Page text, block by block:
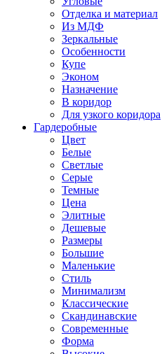
Отделка и материал
Из МДФ
Зеркальные
Особенности
Купе
Эконом
Назначение
В коридор
Для узкого коридора
Гардеробные
Цвет
Белые
Светлые
Серые
Темные
Цена
Элитные
Дешевые
Размеры
Большие
Маленькие
Стиль
Минимализм
Классические
Скандинавские
Современные
Форма